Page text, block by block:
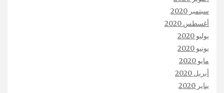
سبتمبر 2020
أغسطس 2020
يوليو 2020
يونيو 2020
مايو 2020
أبريل 2020
يناير 2020